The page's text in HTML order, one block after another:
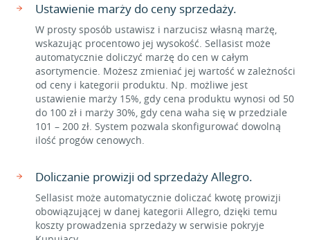
Ustawienie marży do ceny sprzedaży.
W prosty sposób ustawisz i narzucisz własną marżę,
wskazując procentowo jej wysokość. Sellasist może
automatycznie doliczyć marżę do cen w całym
asortymencie. Możesz zmieniać jej wartość w zależności
od ceny i kategorii produktu. Np. możliwe jest
ustawienie marży 15%, gdy cena produktu wynosi od 50
do 100 zł i marży 30%, gdy cena waha się w przedziale
101 – 200 zł. System pozwala skonfigurować dowolną
ilość progów cenowych.
Doliczanie prowizji od sprzedaży Allegro.
Sellasist może automatycznie doliczać kwotę prowizji
obowiązującej w danej kategorii Allegro, dzięki temu
koszty prowadzenia sprzedaży w serwisie pokryje